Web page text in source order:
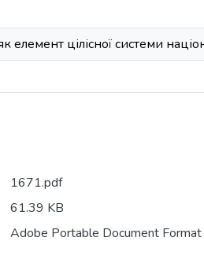
елемент цілісної системи
1671.pdf
61.39 KB
Adobe Portable Document Format